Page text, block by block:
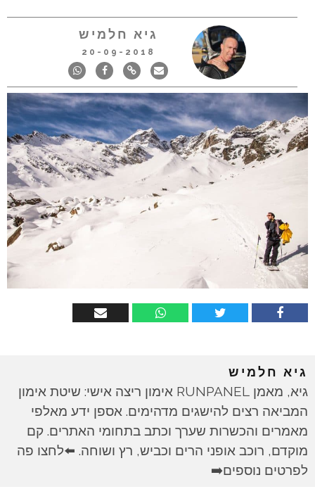
גיא חלמיש
20-09-2018
גיא חלמיש
גיא, מאמן RUNPANEL אימון ריצה אישי: שיטת אימון
המביאה רצים להישגים מדהימים. אספן ידע מאלפי
מאמרים והכשרות שערך וכתב בתחומי האתרים. קם
מוקדם, רוכב אופני הרים וכביש, רץ ושוחה. ⬅️לחצו פה
לפרטים נוספים➡️